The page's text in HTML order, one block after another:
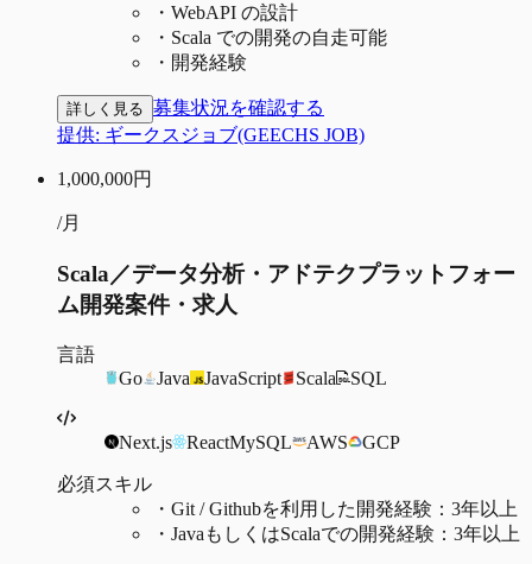
・ WebAPI の設計
・ Scala での開発の自走可能
・ 開発経験
詳しく見る 募集状況を確認する
提供: ギークスジョブ(GEECHS JOB)
1,000,000円
/月
Scala／データ分析・アドテクプラットフォー
ム開発案件・求人
言語
Go
Java JavaScript Scala SQL
Next.js ReactMySQL AWS GCP
必須スキル
・ Git / Githubを利用した開発経験：3年以上
・ JavaもしくはScalaでの開発経験：3年以上